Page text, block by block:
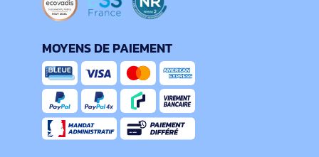
MOYENS DE PAIEMENT